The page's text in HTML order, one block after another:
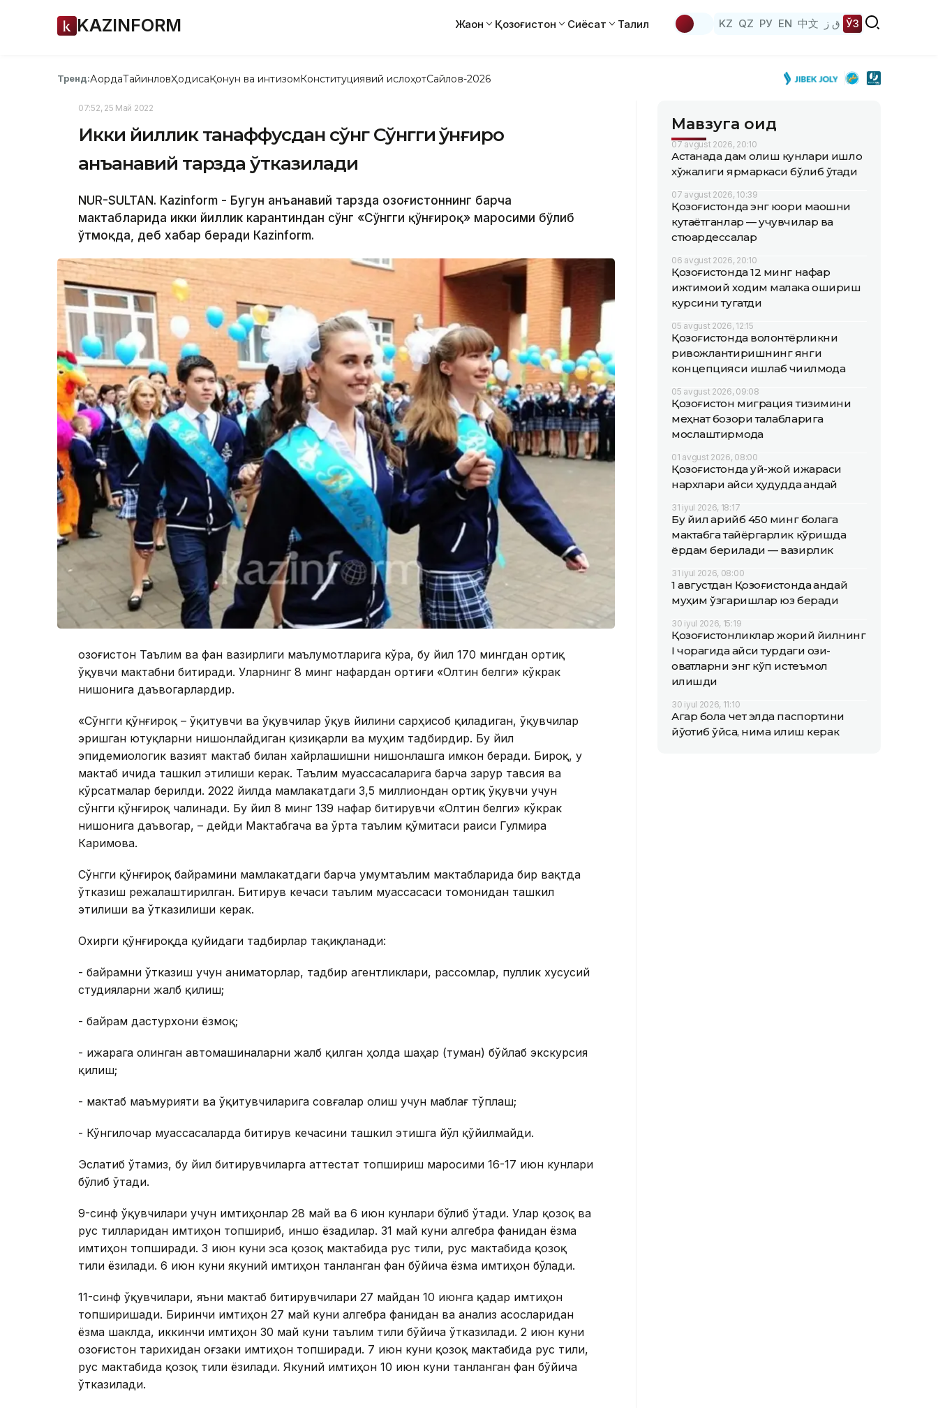
KAZINFORM Жаҳон Қозоғистон Сиёсат Таҳлил KZ QZ РУ EN 中文 ق ز ЎЗ
Тренд:АқордаТайинловҲодисаҚонун ва интизомКонституциявий ислоҳотСайлов-2026
07:52, 25 Май 2022
Икки йиллик танаффусдан сўнг Сўнгги қўнғироқ
анъанавий тарзда ўтказилади
NUR-SULTAN. Кazinform - Бугун анъанавий тарзда Қозоғистоннинг барча
мактабларида икки йиллик карантиндан сўнг «Сўнгги қўнғироқ» маросими бўлиб
ўтмоқда, деб хабар беради Кazinform.
Қозоғистон Таълим ва фан вазирлиги маълумотларига кўра, бу йил 170 мингдан ортиқ
ўқувчи мактабни битиради. Уларнинг 8 минг нафардан ортиғи «Олтин белги» кўкрак
нишонига даъвогарлардир.
«Сўнгги қўнғироқ – ўқитувчи ва ўқувчилар ўқув йилини сарҳисоб қиладиган, ўқувчилар
эришган ютуқларни нишонлайдиган қизиқарли ва муҳим тадбирдир. Бу йил
эпидемиологик вазият мактаб билан хайрлашишни нишонлашга имкон беради. Бироқ, у
мактаб ичида ташкил этилиши керак. Таълим муассасаларига барча зарур тавсия ва
кўрсатмалар берилди. 2022 йилда мамлакатдаги 3,5 миллиондан ортиқ ўқувчи учун
сўнгги қўнғироқ чалинади. Бу йил 8 минг 139 нафар битирувчи «Олтин белги» кўкрак
нишонига даъвогар, – дейди Мактабгача ва ўрта таълим қўмитаси раиси Гулмира
Каримова.
Сўнгги қўнғироқ байрамини мамлакатдаги барча умумтаълим мактабларида бир вақтда
ўтказиш режалаштирилган. Битирув кечаси таълим муассасаси томонидан ташкил
этилиши ва ўтказилиши керак.
Охирги қўнғироқда қуйидаги тадбирлар тақиқланади:
- байрамни ўтказиш учун аниматорлар, тадбир агентликлари, рассомлар, пуллик хусусий
студияларни жалб қилиш;
- байрам дастурхони ёзмоқ;
- ижарага олинган автомашиналарни жалб қилган ҳолда шаҳар (туман) бўйлаб экскурсия
қилиш;
- мактаб маъмурияти ва ўқитувчиларига совғалар олиш учун маблағ тўплаш;
- Кўнгилочар муассасаларда битирув кечасини ташкил этишга йўл қўйилмайди.
Эслатиб ўтамиз, бу йил битирувчиларга аттестат топшириш маросими 16-17 июн кунлари
бўлиб ўтади.
9-синф ўқувчилари учун имтиҳонлар 28 май ва 6 июн кунлари бўлиб ўтади. Улар қозоқ ва
рус тилларидан имтиҳон топшириб, иншо ёзадилар. 31 май куни алгебра фанидан ёзма
имтиҳон топширади. 3 июн куни эса қозоқ мактабида рус тили, рус мактабида қозоқ
тили ёзилади. 6 июн куни якуний имтиҳон танланган фан бўйича ёзма имтиҳон бўлади.
11-синф ўқувчилари, яъни мактаб битирувчилари 27 майдан 10 июнга қадар имтиҳон
топширишади. Биринчи имтиҳон 27 май куни алгебра фанидан ва анализ асосларидан
ёзма шаклда, иккинчи имтиҳон 30 май куни таълим тили бўйича ўтказилади. 2 июн куни
Қозоғистон тарихидан оғзаки имтиҳон топширади. 7 июн куни қозоқ мактабида рус тили,
рус мактабида қозоқ тили ёзилади. Якуний имтиҳон 10 июн куни танланган фан бўйича
ўтказилади.
Мавзуга оид
07 avgust 2026, 20:10
Астанада дам олиш кунлари қишлоқ
хўжалиги ярмаркаси бўлиб ўтади
07 avgust 2026, 10:39
Қозоғистонда энг юқори маошни
кутаётганлар — учувчилар ва
стюардессалар
06 avgust 2026, 20:10
Қозоғистонда 12 минг нафар
ижтимоий ходим малака ошириш
курсини тугатди
05 avgust 2026, 12:15
Қозоғистонда волонтёрликни
ривожлантиришнинг янги
концепцияси ишлаб чиқилмоқда
05 avgust 2026, 09:08
Қозоғистон миграция тизимини
меҳнат бозори талабларига
мослаштирмоқда
01 avgust 2026, 08:00
Қозоғистонда уй-жой ижараси
нархлари қайси ҳудудда қандай
31 iyul 2026, 18:17
Бу йил қарийб 450 минг болага
мактабга тайёргарлик кўришда
ёрдам берилади — вазирлик
31 iyul 2026, 08:00
1 августдан Қозоғистонда қандай
муҳим ўзгаришлар юз беради
30 iyul 2026, 15:19
Қозоғистонликлар жорий йилнинг
I чорагида қайси турдаги озиқ-
овқатларни энг кўп истеъмол
қилишди
30 iyul 2026, 11:10
Агар бола чет элда паспортини
йўқотиб қўйса, нима қилиш керак